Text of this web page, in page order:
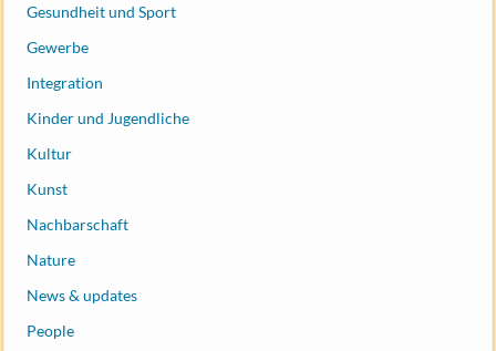
Gesundheit und Sport
Gewerbe
Integration
Kinder und Jugendliche
Kultur
Kunst
Nachbarschaft
Nature
News & updates
People